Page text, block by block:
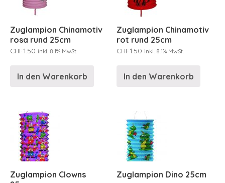
Zuglampion Chinamotiv
rosa rund 25cm
CHF1.50 inkl. 8.1% MwSt.
In den Warenkorb
Zuglampion Chinamotiv
rot rund 25cm
CHF1.50 inkl. 8.1% MwSt.
In den Warenkorb
Zuglampion Clowns
Zuglampion Dino 25cm